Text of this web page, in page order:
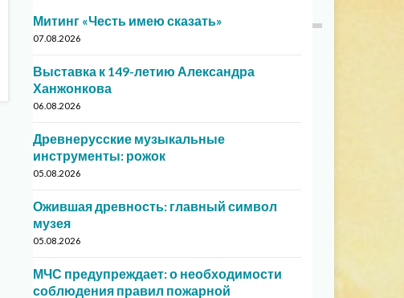
Митинг «Честь имею сказать»
07.08.2026
Выставка к 149-летию Александра
Ханжонкова
06.08.2026
Древнерусские музыкальные
инструменты: рожок
05.08.2026
Ожившая древность: главный символ
музея
05.08.2026
МЧС предупреждает: о необходимости
соблюдения правил пожарной